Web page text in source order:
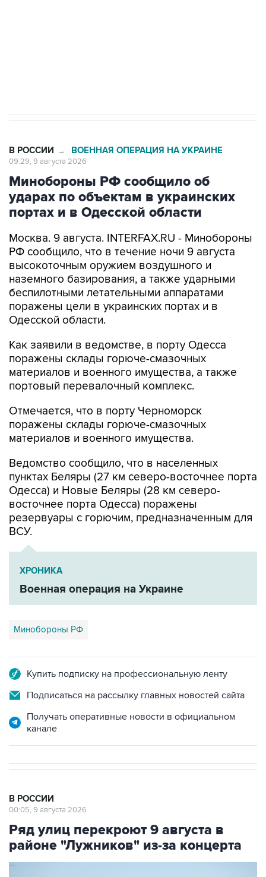
В РОССИИ → ВОЕННАЯ ОПЕРАЦИЯ НА УКРАИНЕ
09:29, 9 августа 2026
Минобороны РФ сообщило об
ударах по объектам в украинских
портах и в Одесской области
Москва. 9 августа. INTERFAX.RU - Минобороны
РФ сообщило, что в течение ночи 9 августа
высокоточным оружием воздушного и
наземного базирования, а также ударными
беспилотными летательными аппаратами
поражены цели в украинских портах и в
Одесской области.
Как заявили в ведомстве, в порту Одесса
поражены склады горюче-смазочных
материалов и военного имущества, а также
портовый перевалочный комплекс.
Отмечается, что в порту Черноморск
поражены склады горюче-смазочных
материалов и военного имущества.
Ведомство сообщило, что в населенных
пунктах Беляры (27 км северо-восточнее порта
Одесса) и Новые Беляры (28 км северо-
восточнее порта Одесса) поражены
резервуары с горючим, предназначенным для
ВСУ.
ХРОНИКА
Военная операция на Украине
Минобороны РФ
Купить подписку на профессиональную ленту
Подписаться на рассылку главных новостей сайта
Получать оперативные новости в официальном
канале
В РОССИИ
00:05, 9 августа 2026
Ряд улиц перекроют 9 августа в
районе "Лужников" из-за концерта